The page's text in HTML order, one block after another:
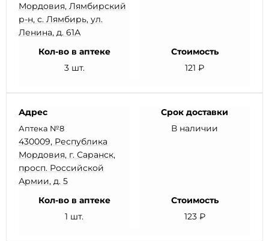
Мордовия, Лямбирский
р-н, с. Лямбирь, ул.
Ленина, д. 61А
Кол-во в аптеке
3 шт.
Стоимость
121 ₽
Адрес
Аптека №8
430009, Республика
Мордовия, г. Саранск,
просп. Российской
Армии, д. 5
Срок доставки
В наличии
Кол-во в аптеке
1 шт.
Стоимость
123 ₽